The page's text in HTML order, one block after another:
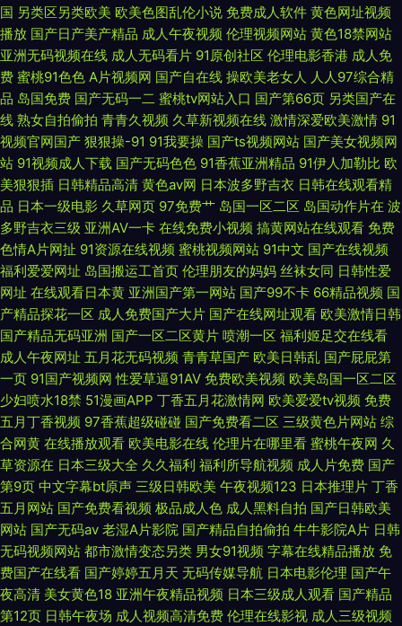
看一 女人被躁到高 91人妻人妻 欧美性交网站 97福利网 91精品国产免费网站
欲妇荡岳丰满少妇A片24小时 六月丁香婷 91成人免费视频 欧美伊人色综 91
制服黑丝av 欧美日韩精品一级高清 91桃色下载网站 欧美高清一区二区在线
专区观看视频 52ava传媒 男人影院网 91次元黄 南瓜电影官方 欧美精品三级
二区 AV天党电影院 日本熟女自慰 成全免费观看高清全集完整在线 人人超人
人超免费国产 最新免费美剧 国内真实刺激对白自 日韩色综合 91探花在线观
看 韩国美女青草 日韩新片w不卡精品 91精品直播 国严综合色产在线精品 日
韩欧美国产岛国精品 最新国产日韩欧美在线 国产丝袜在线 日韩穴穴色 2012
网页入口 免费一区二区三 亚洲AV私人影院 成年人网 免费a∨在线永久 性一
交一乱一伦一视 成年人软件 麻豆cao逼 先锋5566资源网 操出轨少妇呻吟 天
堂va 97资源在线超碰 精品国产色色 石英砂滤料 91午夜伦理影院
国 另类区另类欧美 欧美色图乱伦小说 免费成人软件 黄色网址视频
播放 国产日产美产精品 成人午夜视频 伦理视频网站 黄色18禁网站
亚洲无码视频在线 成人无码看片 91原创社区 伦理电影香港 成人免
费 蜜桃91色色 A片视频网 国产自在线 操欧美老女人 人人97综合精
品 岛国免费 国产无码一二 蜜桃tv网站入口 国产第66页 另类国产在
线 熟女自拍偷拍 青青久视频 久草新视频在线 激情深爱欧美激情 91
视频官网国产 狠狠操-91 91我要操 国产ts视频网站 国产美女视频网
站 91视频成人下载 国产无码色色 91香蕉亚洲精品 91伊人加勒比 欧
美狠狠插 日韩精品高清 黄色av网 日本波多野吉衣 日韩在线观看精
品 日本一级电影 久草网页 97免费艹 岛国一区二区 岛国动作片在 波
多野吉衣三级 亚洲AV一卡 在线免费小视频 搞黄网站在线观看 免费
色情A片网扯 91资源在线视频 蜜桃视频网站 91中文 国产在线视频
福利爱爱网址 岛国搬运工首页 伦理朋友的妈妈 丝袜女同 日韩性爱
网址 在线观看日本黄 亚洲国产第一网站 国产99不卡 66精品视频 国
产精品探花一区 成人免费国产大片 国产在线网址观看 欧美激情日韩
国产精品无码亚洲 国产一区二区黄片 喷潮一区 福利姬足交在线看
成人午夜网址 五月花无码视频 青青草国产 欧美日韩乱 国产屁屁第
一页 91国产视频网 性爱草逼91AV 免费欧美视频 欧美岛国一区二区
少妇喷水18禁 51漫画APP 丁香五月花激情网 欧美爱爱tv视频 免费
五月丁香视频 97香蕉超级碰碰 国产免费看二区 三级黄色片网站 综
合网黄 在线播放观看 欧美电影在线 伦理片在哪里看 蜜桃午夜网 久
草资源在 日本三级大全 久久福利 福利所导航视频 成人片免费 国产
第9页 中文字幕bt原声 三级日韩欧美 午夜视频123 日本推理片 丁香
五月网站 国产免费看视频 极品成人色 成人黑料自拍 国产日韩欧美
网站 国产无码av 老湿A片影院 国产精品自拍偷拍 牛牛影院A片 日韩
无码视频网站 都市激情变态另类 男女91视频 字幕在线精品播放 免
费国产在线看 国产婷婷五月天 无码传媒导航 日本电影伦理 国产午
夜高清 美女黄色18 亚洲午夜精品视频 日本三级成人观看 国产精品
第12页 日韩午夜场 成人视频高清免费 伦理在线影视 成人三级视频